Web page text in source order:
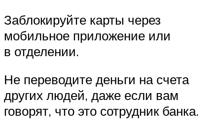
Заблокируйте карты через
мобильное приложение или
в отделении.
Не переводите деньги на счета
других людей, даже если вам
говорят, что это сотрудник банка.